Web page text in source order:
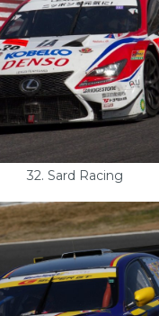
32. Sard Racing